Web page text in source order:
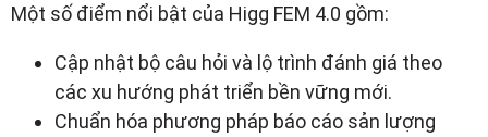
Một số điểm nổi bật của Higg FEM 4.0 gồm:
Cập nhật bộ câu hỏi và lộ trình đánh giá theo
các xu hướng phát triển bền vững mới.
Chuẩn hóa phương pháp báo cáo sản lượng